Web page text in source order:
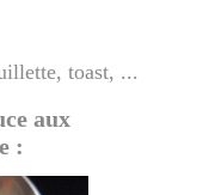
toast, ...
aux
: